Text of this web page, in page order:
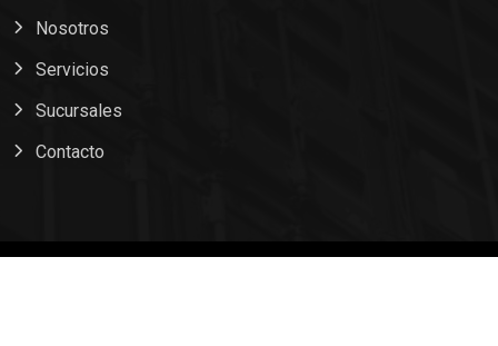
Nosotros
Servicios
Sucursales
Contacto